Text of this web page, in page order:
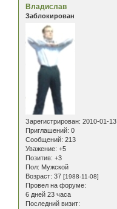
Владислав
Заблокирован
Зарегистрирован: 2010-01-13
Приглашений: 0
Сообщений: 213
Уважение: +5
Позитив: +3
Пол: Мужской
Возраст: 37 [1988-11-08]
Провел на форуме:
6 дней 23 часа
Последний визит: